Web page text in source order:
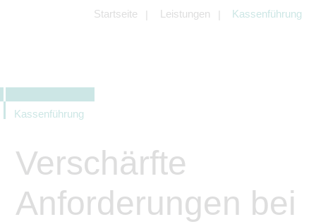
Startseite Leistungen Kassenführung
Kassenführung
Verschärfte
Anforderungen bei
Angeboten von z.B. Facebook und
LinkedIn.